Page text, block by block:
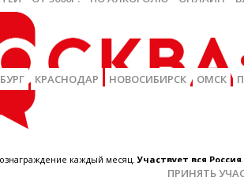
КРАСНОДАР НОВОСИБИРСК ОМСК
каждый месяц.Участвует вся Россия.
ПРИНЯТЬ